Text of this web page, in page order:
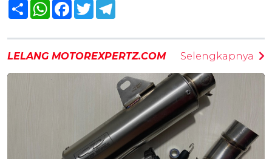
Share WhatsAppFacebook
Twitter
LELANG MOTOREXPERTZ.COM Selengkapnya